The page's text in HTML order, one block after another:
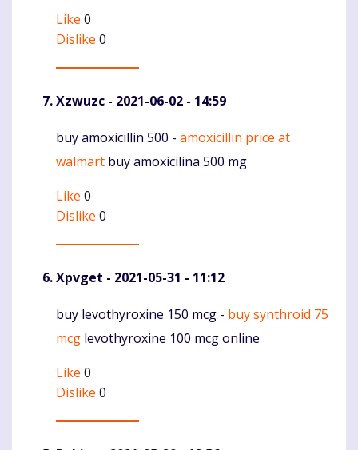
Like 0
Dislike 0
Xzwuzc - 2021-06-02 - 14:59
Komentaras
buy amoxicillin 500 - amoxicillin price at
walmart buy amoxicilina 500 mg
Like 0
Dislike 0
Xpvget - 2021-05-31 - 11:12
Komentaras
buy levothyroxine 150 mcg - buy synthroid 75
mcg levothyroxine 100 mcg online
Like 0
Dislike 0